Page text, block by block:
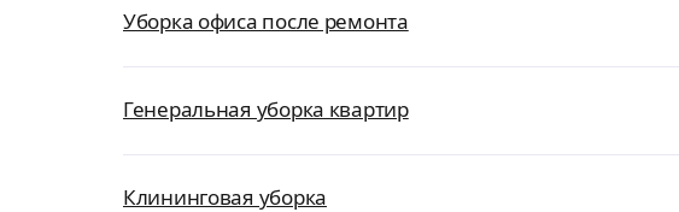
Уборка офиса после ремонта
Генеральная уборка квартир
Клининговая уборка